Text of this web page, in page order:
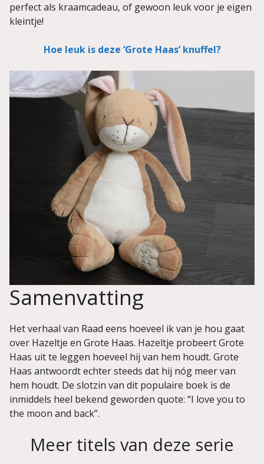
perfect als kraamcadeau, of gewoon leuk voor je eigen
kleintje!
Hoe leuk is deze ‘Grote Haas’ knuffel?
Samenvatting
Het verhaal van Raad eens hoeveel ik van je hou gaat
over Hazeltje en Grote Haas. Hazeltje probeert Grote
Haas uit te leggen hoeveel hij van hem houdt. Grote
Haas antwoordt echter steeds dat hij nóg meer van
hem houdt. De slotzin van dit populaire boek is de
inmiddels heel bekend geworden quote: “I love you to
the moon and back”.
Meer titels van deze serie